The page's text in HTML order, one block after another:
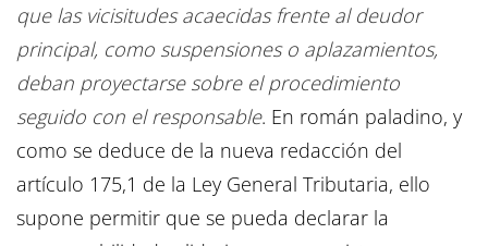
que las vicisitudes acaecidas frente al deudor
principal, como suspensiones o aplazamientos,
deban proyectarse sobre el procedimiento
seguido con el responsable. En román paladino, y
como se deduce de la nueva redacción del
artículo 175,1 de la Ley General Tributaria, ello
supone permitir que se pueda declarar la